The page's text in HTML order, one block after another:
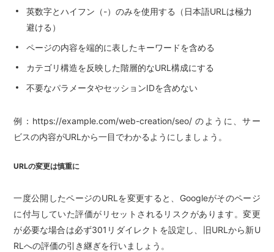
英数字とハイフン（-）のみを使用する（日本語URLは極力
避ける）
ページの内容を端的に表したキーワードを含める
カテゴリ構造を反映した階層的なURL構成にする
不要なパラメータやセッションIDを含めない
例：https://example.com/web-creation/seo/ のように、サー
ビスの内容がURLから一目でわかるようにしましょう。
URLの変更は慎重に
一度公開したページのURLを変更すると、Googleがそのページ
に付与していた評価がリセットされるリスクがあります。変更
が必要な場合は必ず301リダイレクトを設定し、旧URLから新U
RLへの評価の引き継ぎを行いましょう。